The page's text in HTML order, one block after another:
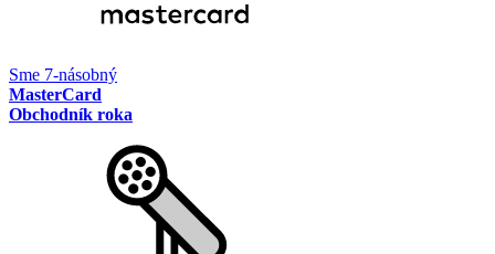
Sme 7-násobný
MasterCard
Obchodník roka